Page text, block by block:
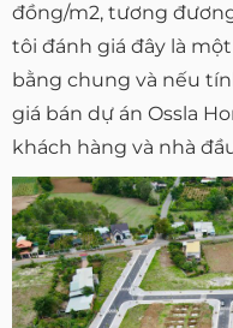
đồng/m2, tương
tôi đánh giá đây là
bằng chung và nếu
giá bán dự án Ossla
khách hàng và nhà